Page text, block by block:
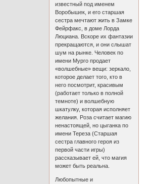
известный под именем
Воробышек, и его старшая
сестра мечтают жить в Замке
Фейрфакс, в доме Лорда
Люциана. Вскоре их фантазии
прекращаются, и они слышат
шум на рынке. Человек по
имени Мурго продает
«волшебные» вещи: зеркало,
которое делает того, кто в
него посмотрит, красивым
(работает только в полной
темноте) и волшебную
шкатулку, которая исполняет
желания. Роза считает магию
ненастоящей, но цыганка по
имени Тереза (Старшая
сестра главного героя из
первой части игры)
рассказывает ей, что магия
может быть реальна.
Любопытные и